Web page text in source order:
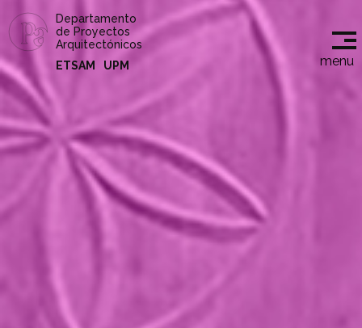
Departamento
de Proyectos
Arquitectónicos
ETSAM
UPM menu